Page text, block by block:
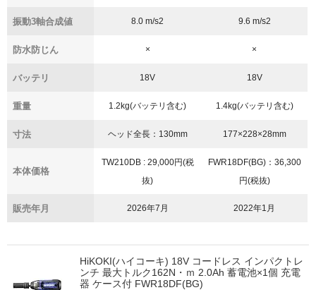
振動3軸合成値 8.0 m/s2 9.6 m/s2
防水防じん × ×
バッテリ 18V 18V
重量 1.2kg(バッテリ含む) 1.4kg(バッテリ含む)
寸法 ヘッド全長：130mm 177×228×28mm
本体価格
TW210DB : 29,000円(税
抜)
FWR18DF(BG)：36,300
円(税抜)
販売年月 2026年7月 2022年1月
HiKOKI(ハイコーキ) 18V コードレス インパクトレ
ンチ 最大トルク162N・ｍ 2.0Ah 蓄電池×1個 充電
器 ケース付 FWR18DF(BG)